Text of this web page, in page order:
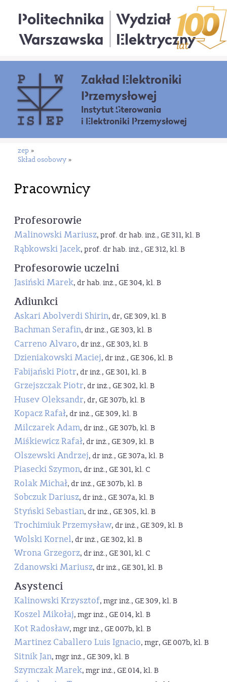
Politechnika
Warszawska
Wydział
Elektryczny
Zakład Elektroniki
Przemysłowej
Instytut Sterowania
i Elektroniki Przemysłowej
zep »
Skład osobowy »
Pracownicy
Profesorowie
Malinowski Mariusz, prof. dr hab. inż., GE 311, kl. B
Rąbkowski Jacek, prof. dr hab. inż., GE 312, kl. B
Profesorowie uczelni
Jasiński Marek, dr hab. inż., GE 304, kl. B
Adiunkci
Askari Abolverdi Shirin, dr, GE 309, kl. B
Bachman Serafin, dr inż., GE 303, kl. B
Carreno Alvaro, dr inż., GE 303, kl. B
Dzieniakowski Maciej, dr inż., GE 306, kl. B
Fabijański Piotr, dr inż., GE 301, kl. B
Grzejszczak Piotr, dr inż., GE 302, kl. B
Husev Oleksandr, dr, GE 307b, kl. B
Kopacz Rafał, dr inż., GE 309, kl. B
Milczarek Adam, dr inż., GE 307b, kl. B
Miśkiewicz Rafał, dr inż., GE 309, kl. B
Olszewski Andrzej, dr inż., GE 307a, kl. B
Piasecki Szymon, dr inż., GE 301, kl. C
Rolak Michał, dr inż., GE 307b, kl. B
Sobczuk Dariusz, dr inż., GE 307a, kl. B
Styński Sebastian, dr inż., GE 305, kl. B
Trochimiuk Przemysław, dr inż., GE 309, kl. B
Wolski Kornel, dr inż., GE 302, kl. B
Wrona Grzegorz, dr inż., GE 301, kl. C
Zdanowski Mariusz, dr inż., GE 301, kl. B
Asystenci
Kalinowski Krzysztof, mgr inż., GE 309, kl. B
Koszel Mikołaj, mgr inż., GE 014, kl. B
Kot Radosław, mgr inż., GE 007b, kl. B
Martinez Caballero Luis Ignacio, mgr, GE 007b, kl. B
Sitnik Jan, mgr inż., GE 309, kl. B
Szymczak Marek, mgr inż., GE 014, kl. B